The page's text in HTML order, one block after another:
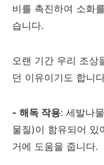
비를 촉진하여 소화
습니다.
오랜 기간 우리 조상
던 이유이기도 합니
- 해독 작용: 세발나
물질)이 함유되어 있
거에 도움을 줍니다.